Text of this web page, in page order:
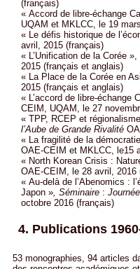
(français)
« Accord de libre-échange
UQAM et MKLCC, le 19
« Le défis historique de
avril, 2015 (français)
« L’Unification de la Corée »,
2015 (français et anglais)
« La Place de la Corée en
2015 (français et anglais)
« L’accord de libre-échange
CEIM, UQAM, le 27
« TPP, RCEP et
l’Aube de Grande Rivalité
« La fragilité de la
OAE-CEIM et MKLCC, le15
« North Korean Crisis :
OAE-CEIM, le 28 avril, 2016
« Au-delà de l’Abenomics :
Japon », Séminaire:
octobre 2016 (français)
4. Publications
53 monographies, 94 articles